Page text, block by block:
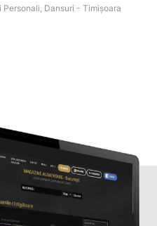
Personali, Dansuri - Timişoara